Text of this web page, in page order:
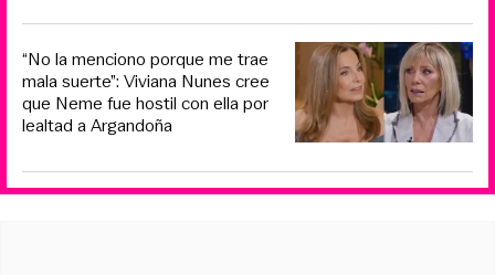
“No la menciono porque me trae
mala suerte”: Viviana Nunes cree
que Neme fue hostil con ella por
lealtad a Argandoña